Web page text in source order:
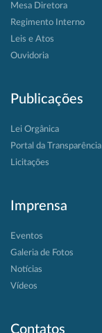
Mesa Diretora
Regimento Interno
Leis e Atos
Ouvidoria
Publicações
Lei Orgânica
Portal da Transparência
Licitações
Imprensa
Eventos
Galeria de Fotos
Notícias
Vídeos
Contatos